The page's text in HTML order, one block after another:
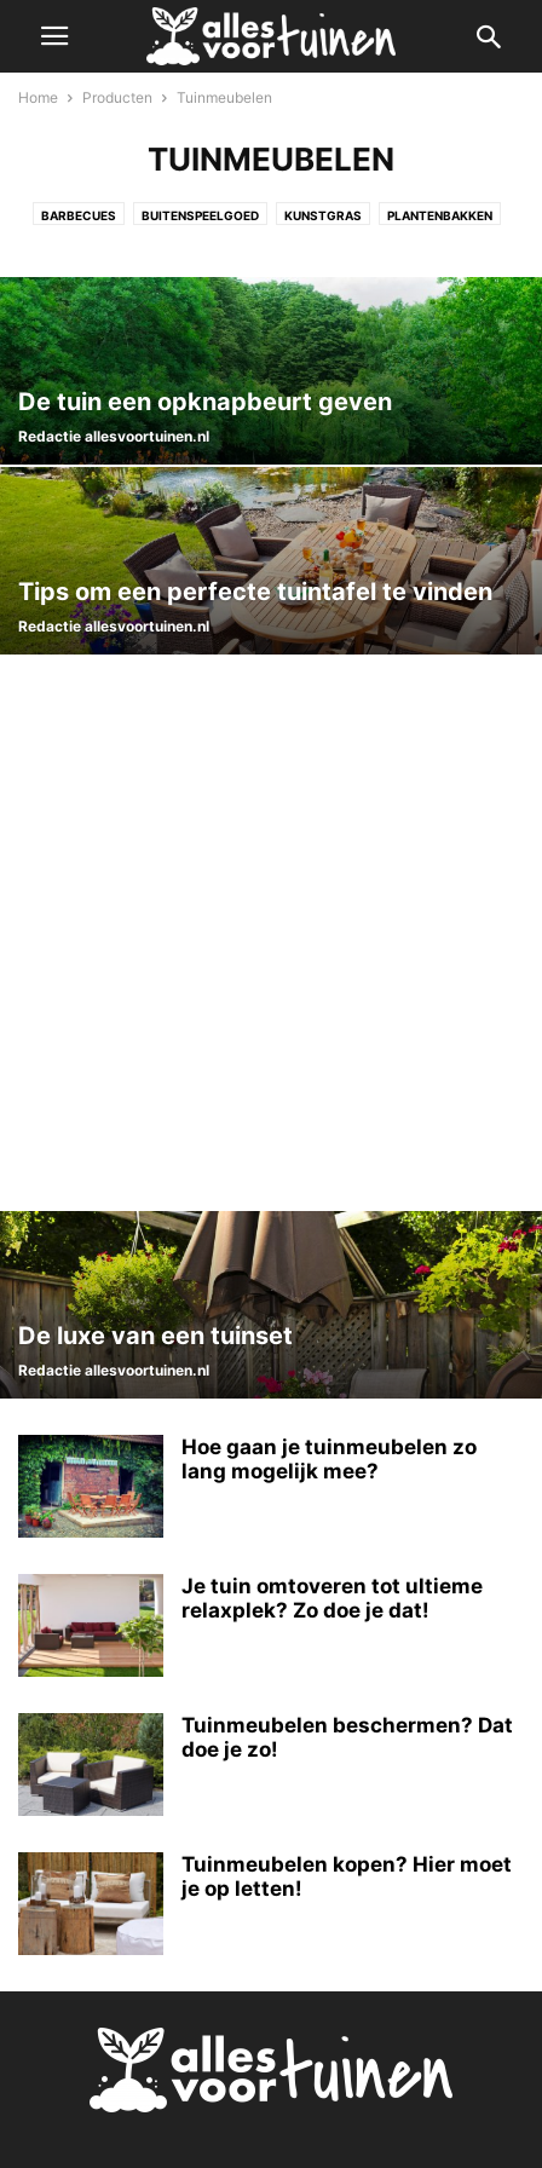
Home Producten Tuinmeubelen
TUINMEUBELEN
BARBECUES BUITENSPEELGOED KUNSTGRAS PLANTENBAKKEN
TUINHUISJES- EN OVERKAPPINGEN TUINMEUBELEN TUINVERLICHTING
VIJVERPRODUCTEN ZWEMBADEN EN SPA
De tuin een opknapbeurt geven
Redactie allesvoortuinen.nl
Tips om een perfecte tuintafel te vinden
Redactie allesvoortuinen.nl
De luxe van een tuinset
Redactie allesvoortuinen.nl
Hoe gaan je tuinmeubelen zo
lang mogelijk mee?
Je tuin omtoveren tot ultieme
relaxplek? Zo doe je dat!
Tuinmeubelen beschermen? Dat
doe je zo!
Tuinmeubelen kopen? Hier moet
je op letten!